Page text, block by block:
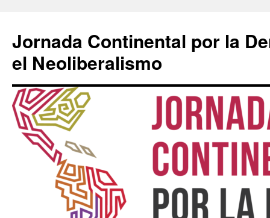
contenido
Jornada Continental por la
el Neoliberalismo